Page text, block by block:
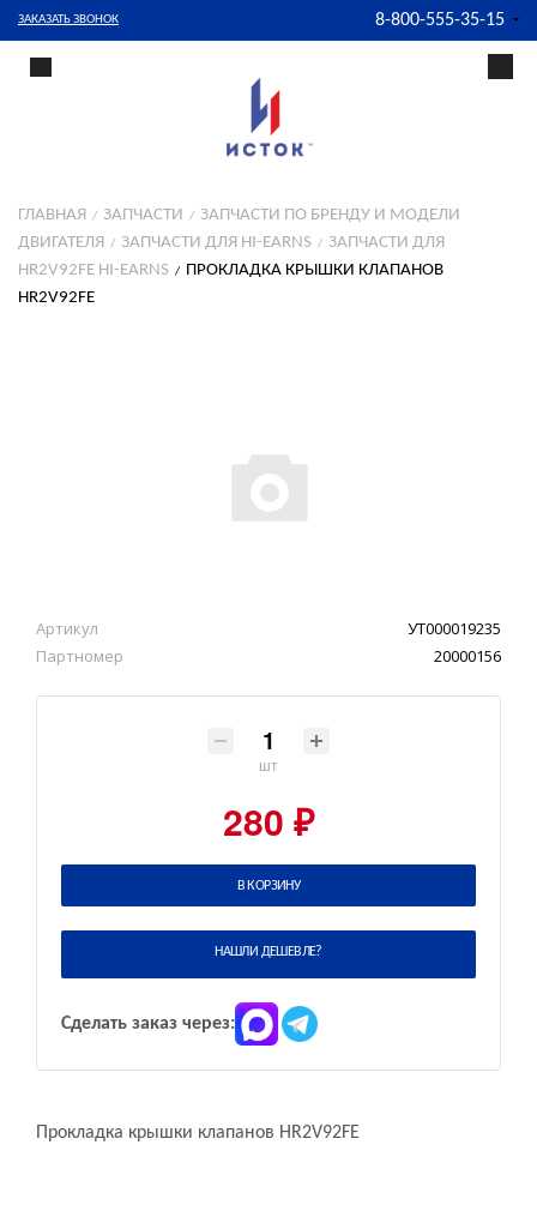
ЗАКАЗАТЬ ЗВОНОК 8-800-555-35-15
ГЛАВНАЯ ЗАПЧАСТИ
ЗАПЧАСТИ ПО БРЕНДУ И МОДЕЛИ
ДВИГАТЕЛЯ
ЗАПЧАСТИ ДЛЯ HI-EARNS
ЗАПЧАСТИ ДЛЯ
HR2V92FE HI-EARNS
ПРОКЛАДКА КРЫШКИ КЛАПАНОВ
HR2V92FE
Артикул
УТ000019235
Партномер
20000156
шт
280 ₽
В КОРЗИНУ
НАШЛИ ДЕШЕВЛЕ?
Сделать заказ через:
Прокладка крышки клапанов HR2V92FE